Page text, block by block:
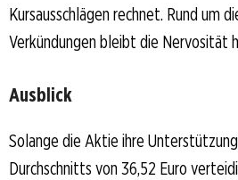
Kursausschlägen rechnet. Rund um
Verkündungen bleibt die Nervosität
Ausblick
Solange die Aktie ihre
Durchschnitts von 36,52 Euro